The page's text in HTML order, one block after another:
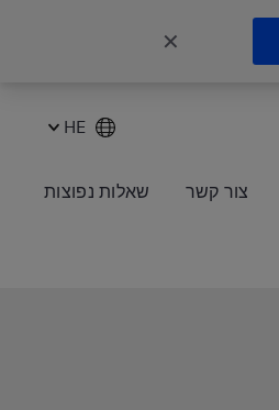
✕
HE
צור קשר שאלות נפוצות